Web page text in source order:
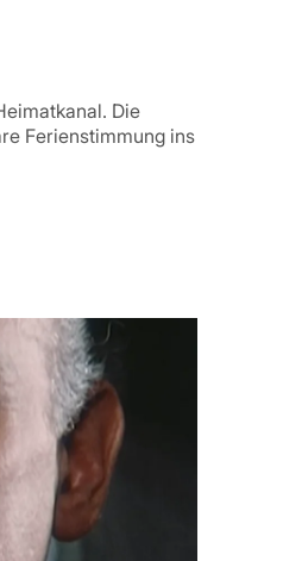
Die
Ferienstimmung ins